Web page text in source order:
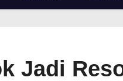
Jadi